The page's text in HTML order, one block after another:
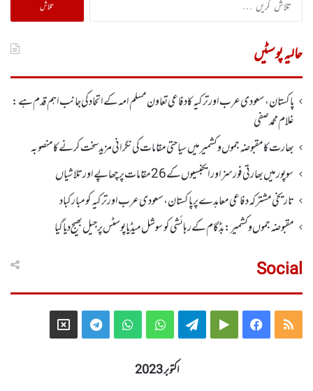
کریں
حالیہ پوسٹیں
پاکستان، سعودی عرب اور ترکیہ کا دفاعی تعاون مسلم امہ کے اتحاد کی جانب اہم قدم ہے:
غلام محمد صفی
بھارت کا مقبوضہ جموں وکشمیر میں سیاحتی مقامات کی نگرانی مزید سخت کرنے کا منصوبہ
سوپور میں بھارتی فورسز اورایجنسیوں کے 26 مقامات پر چھاپے اورتلاشیاں
تاریخی مشترکہ دفاعی معاہدے پر پاکستان، سعودی عرب اور ترکیہ کومبارکباد
مقبوضہ جموں وکشمیر:بڈگام کے رہائشی کو سوشل میڈیا پوسٹس پر جیل بھیج دیا گیا
Social
RSS
Facebook
Google
Telegram
WhatsApp
WhatsApp
Telegram
X
اکتوبر 2023